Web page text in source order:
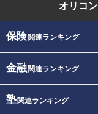
オリコ
保険関連ランキング
金融関連ランキング
塾関連ランキング